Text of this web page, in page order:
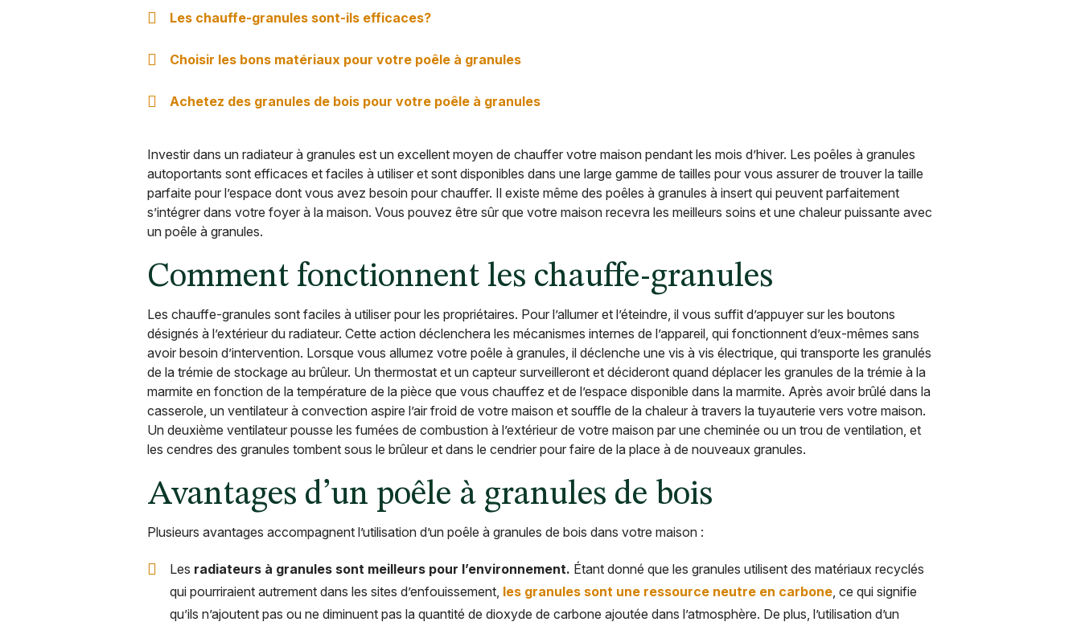
Les chauffe-granules sont-ils efficaces?
Choisir les bons matériaux pour votre poêle à granules
Achetez des granules de bois pour votre poêle à granules
Investir dans un radiateur à granules est un excellent moyen de chauffer votre maison pendant les mois d’hiver. Les poêles à granules
autoportants sont efficaces et faciles à utiliser et sont disponibles dans une large gamme de tailles pour vous assurer de trouver la taille
parfaite pour l’espace dont vous avez besoin pour chauffer. Il existe même des poêles à granules à insert qui peuvent parfaitement
s’intégrer dans votre foyer à la maison. Vous pouvez être sûr que votre maison recevra les meilleurs soins et une chaleur puissante avec
un poêle à granules.
Comment fonctionnent les chauffe-granules
Les chauffe-granules sont faciles à utiliser pour les propriétaires. Pour l’allumer et l’éteindre, il vous suffit d’appuyer sur les boutons
désignés à l’extérieur du radiateur. Cette action déclenchera les mécanismes internes de l’appareil, qui fonctionnent d’eux-mêmes sans
avoir besoin d’intervention. Lorsque vous allumez votre poêle à granules, il déclenche une vis à vis électrique, qui transporte les granulés
de la trémie de stockage au brûleur. Un thermostat et un capteur surveilleront et décideront quand déplacer les granules de la trémie à la
marmite en fonction de la température de la pièce que vous chauffez et de l’espace disponible dans la marmite. Après avoir brûlé dans la
casserole, un ventilateur à convection aspire l’air froid de votre maison et souffle de la chaleur à travers la tuyauterie vers votre maison.
Un deuxième ventilateur pousse les fumées de combustion à l’extérieur de votre maison par une cheminée ou un trou de ventilation, et
les cendres des granules tombent sous le brûleur et dans le cendrier pour faire de la place à de nouveaux granules.
Avantages d’un poêle à granules de bois
Plusieurs avantages accompagnent l’utilisation d’un poêle à granules de bois dans votre maison :
Les radiateurs à granules sont meilleurs pour l’environnement. Étant donné que les granules utilisent des matériaux recyclés
qui pourriraient autrement dans les sites d’enfouissement, les granules sont une ressource neutre en carbone , ce qui signifie
qu’ils n’ajoutent pas ou ne diminuent pas la quantité de dioxyde de carbone ajoutée dans l’atmosphère. De plus, l’utilisation d’un